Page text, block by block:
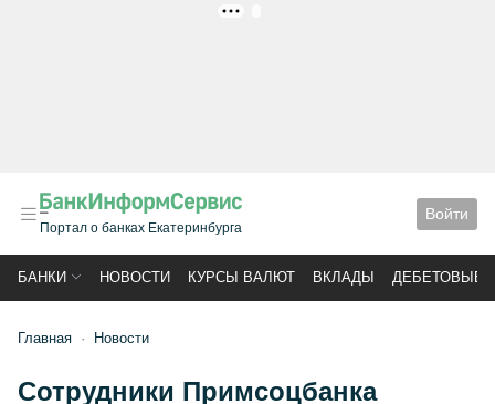
Портал о банках Екатеринбурга
Войти
БАНКИ НОВОСТИ КУРСЫ ВАЛЮТ ВКЛАДЫ ДЕБЕТОВЫЕ
Главная Новости
Сотрудники Примсоцбанка